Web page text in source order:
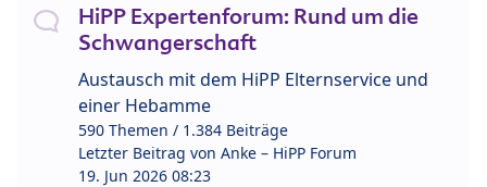
HiPP Expertenforum: Rund um die
Schwangerschaft
Austausch mit dem HiPP Elternservice und
einer Hebamme
590 Themen / 1.384 Beiträge
Letzter Beitrag von Anke – HiPP Forum
19. Jun 2026 08:23